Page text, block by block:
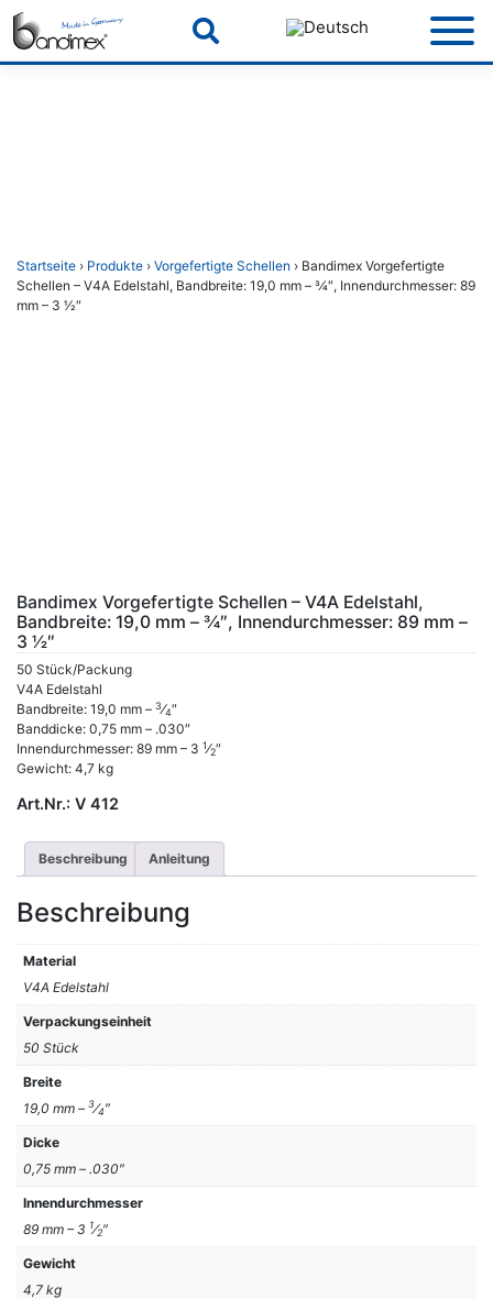
Skip
content
Startseite › Produkte › Vorgefertigte Schellen › Bandimex Vorgefertigte
Schellen – V4A Edelstahl, Bandbreite: 19,0 mm – 3⁄4″, Innendurchmesser: 89
mm – 3 1⁄2″
Bandimex Vorgefertigte Schellen – V4A Edelstahl,
Bandbreite: 19,0 mm – 3⁄4″, Innendurchmesser: 89 mm –
3 1⁄2″
50 Stück/Packung
V4A Edelstahl
Bandbreite: 19,0 mm – 3⁄4″
Banddicke: 0,75 mm – .030″
Innendurchmesser: 89 mm – 3 1⁄2″
Gewicht: 4,7 kg
Art.Nr.: V 412
Beschreibung Anleitung
Beschreibung
Material
V4A Edelstahl
Verpackungseinheit
50 Stück
Breite
19,0 mm – 3⁄4″
Dicke
0,75 mm – .030″
Innendurchmesser
89 mm – 3 1⁄2″
Gewicht
4,7 kg